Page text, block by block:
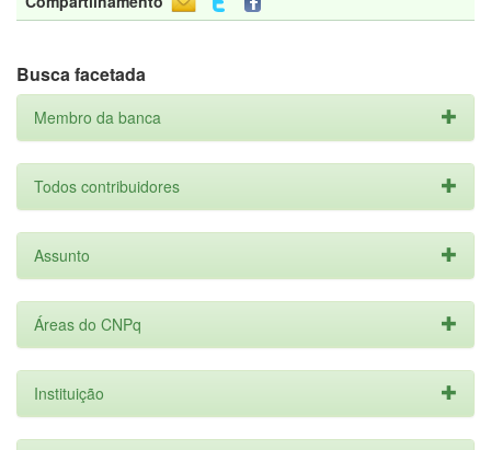
Busca facetada
Membro da banca
Todos contribuidores
Assunto
Áreas do CNPq
Instituição